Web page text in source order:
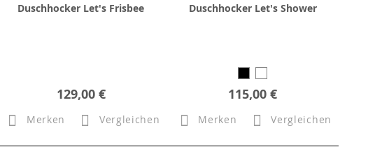
Duschhocker Let's Frisbee
129,00 €
Merken Vergleichen
Duschhocker Let's Shower
115,00 €
Merken Vergleichen